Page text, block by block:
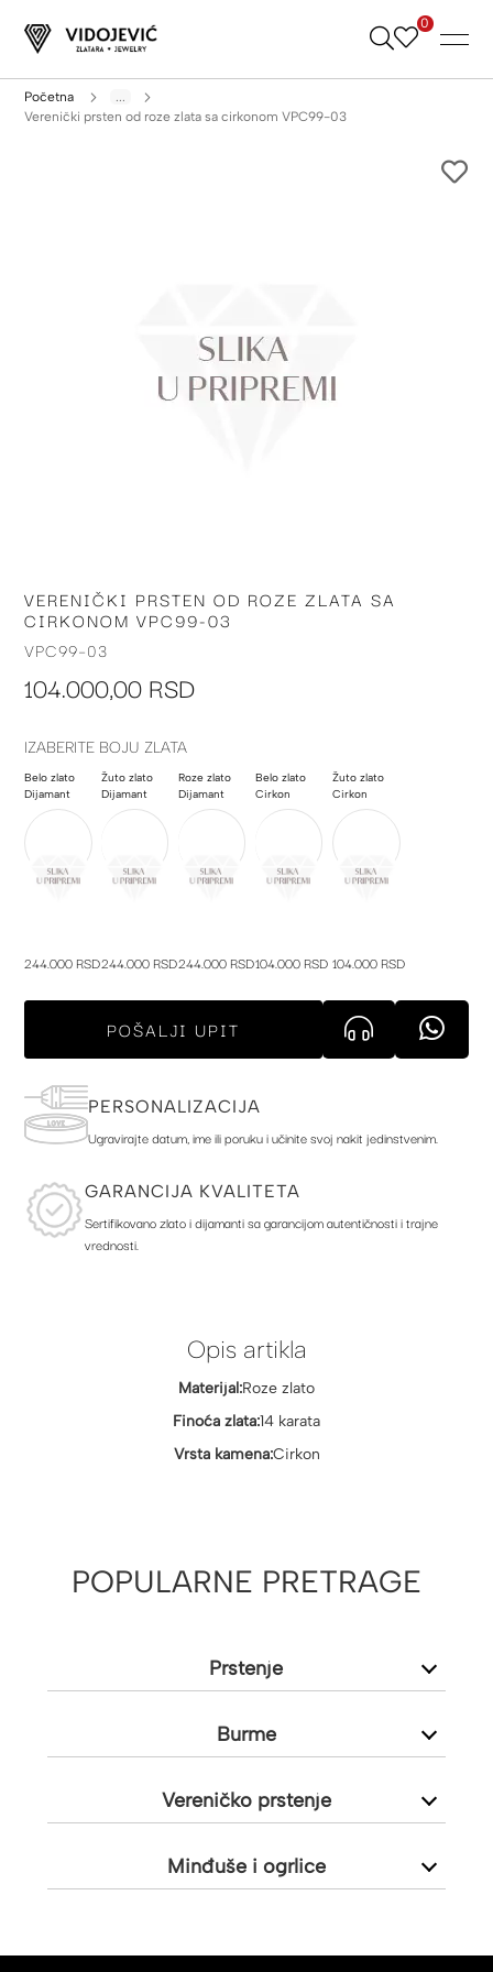
Skip
0
Početna
...
Verenički prsten od roze zlata sa cirkonom VPC99-03
Skip
to
the
of
gallery
VERENIČKI PRSTEN OD ROZE ZLATA SA
CIRKONOM VPC99-03
VPC99-03
104.000,00 RSD
IZABERITE BOJU ZLATA
Belo zlato
Dijamant
244.000 RSD
Žuto zlato
Dijamant
244.000 RSD
Roze zlato
Dijamant
244.000 RSD
Belo zlato
Cirkon
104.000 RSD
Žuto zlato
Cirkon
104.000 RSD
POŠALJI UPIT
PERSONALIZACIJA
Ugravirajte datum, ime ili poruku i učinite svoj nakit jedinstvenim.
GARANCIJA KVALITETA
Sertifikovano zlato i dijamanti sa garancijom autentičnosti i trajne
vrednosti.
Opis artikla
Materijal:Roze zlato
Finoća zlata:14 karata
Vrsta kamena:Cirkon
POPULARNE PRETRAGE
Prstenje
Burme
Vereničko prstenje
Minđuše i ogrlice